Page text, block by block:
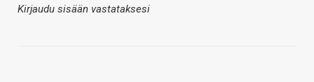
Kirjaudu sisään vastataksesi